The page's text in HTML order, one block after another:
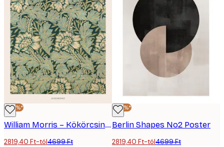
-40%*
William Morris – Kökörcsin poszter
2819,40 Ft-tól4699 Ft
-40%*
Berlin Shapes No2 Poster
2819,40 Ft-tól4699 Ft